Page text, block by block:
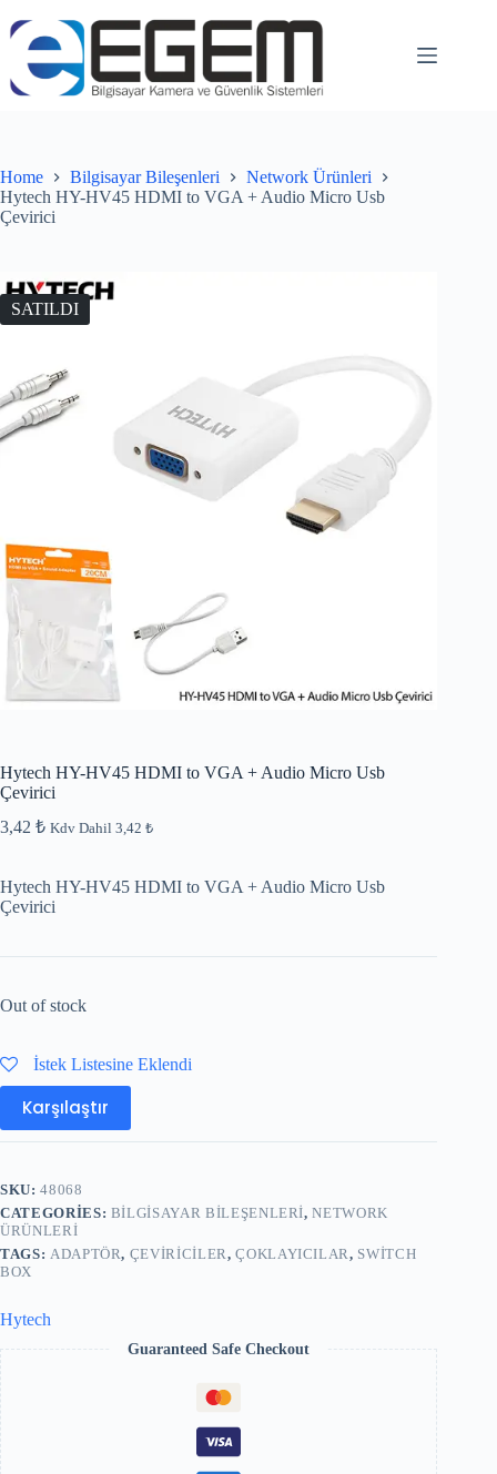
Home Bilgisayar Bileşenleri
Network Ürünleri
Hytech HY-HV45 HDMI to VGA + Audio Micro Usb
Çevirici
SATILDI
Hytech HY-HV45 HDMI to VGA + Audio Micro Usb
Çevirici
3,42 ₺ Kdv Dahil 3,42 ₺
Hytech HY-HV45 HDMI to VGA + Audio Micro Usb
Çevirici
Out of stock
İstek Listesine Eklendi
Karşılaştır
SKU:48068
CATEGORIES: BILGISAYAR BILEŞENLERI,NETWORK
ÜRÜNLERI
TAGS: ADAPTÖR, ÇEVIRICILER,ÇOKLAYICILAR, SWITCH
BOX
Hytech
Guaranteed Safe Checkout